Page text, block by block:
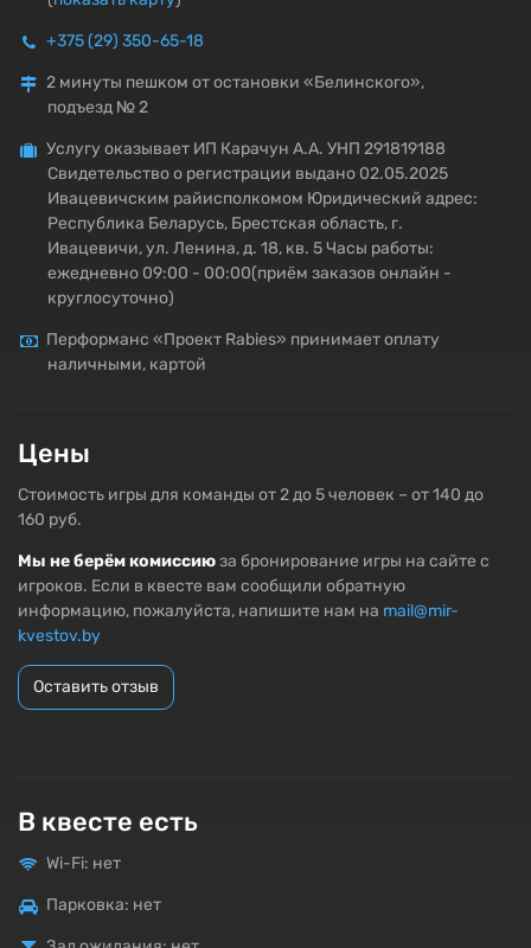
+375 (29) 350-65-18
2 минуты пешком от остановки «Белинского»,
подъезд № 2
Услугу оказывает ИП Карачун А.А. УНП 291819188
Свидетельство о регистрации выдано 02.05.2025
Ивацевичским райисполкомом Юридический адрес:
Республика Беларусь, Брестская область, г.
Ивацевичи, ул. Ленина, д. 18, кв. 5 Часы работы:
ежедневно 09:00 - 00:00(приём заказов онлайн -
круглосуточно)
Перформанс «Проект Rabies» принимает оплату
наличными, картой
Цены
Стоимость игры для команды от 2 до 5 человек – от 140 до
160 руб.
Мы не берём комиссиюза бронирование игры на сайте с
игроков. Если в квесте вам сообщили обратную
информацию, пожалуйста, напишите нам на mail@mir-
kvestov.by
Оставить отзыв
В квесте есть
Wi-Fi: нет
Парковка: нет